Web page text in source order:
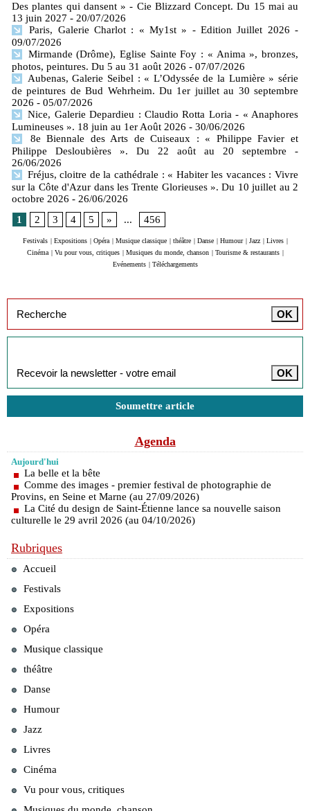
Des plantes qui dansent » - Cie Blizzard Concept. Du 15 mai au
13 juin 2027 - 20/07/2026
Paris, Galerie Charlot : « My1st » - Edition Juillet 2026 -
09/07/2026
Mirmande (Drôme), Eglise Sainte Foy : « Anima », bronzes,
photos, peintures. Du 5 au 31 août 2026 - 07/07/2026
Aubenas, Galerie Seibel : « L’Odyssée de la Lumière » série
de peintures de Bud Wehrheim. Du 1er juillet au 30 septembre
2026 - 05/07/2026
Nice, Galerie Depardieu : Claudio Rotta Loria - « Anaphores
Lumineuses ». 18 juin au 1er Août 2026 - 30/06/2026
8e Biennale des Arts de Cuiseaux : « Philippe Favier et
Philippe Desloubières ». Du 22 août au 20 septembre
-
26/06/2026
Fréjus, cloitre de la cathédrale : « Habiter les vacances : Vivre
sur la Côte d'Azur dans les Trente Glorieuses ». Du 10 juillet au 2
octobre 2026 - 26/06/2026
1
2 3 4 5 » ... 456
Festivals Expositions Opéra Musique classique théâtre Danse Humour Jazz Livres
Cinéma
Vu pour vous, critiques Musiques du monde, chanson Tourisme & restaurants
Evénements
Téléchargements
Soumettre article
Agenda
Aujourd'hui
La belle et la bête
Comme des images - premier festival de photographie de
Provins, en Seine et Marne (au 27/09/2026)
La Cité du design de Saint-Étienne lance sa nouvelle saison
culturelle le 29 avril 2026 (au 04/10/2026)
Rubriques
Accueil
Festivals
Expositions
Opéra
Musique classique
théâtre
Danse
Humour
Jazz
Livres
Cinéma
Vu pour vous, critiques